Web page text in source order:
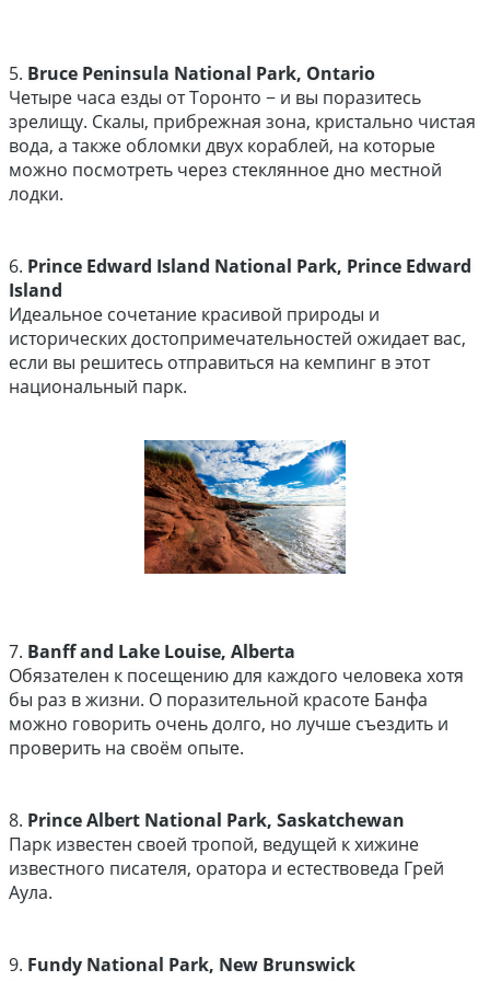
5. Bruce Peninsula National Park, Ontario
Четыре часа езды от Торонто − и вы поразитесь
зрелищу. Скалы, прибрежная зона, кристально чистая
вода, а также обломки двух кораблей, на которые
можно посмотреть через стеклянное дно местной
лодки.
6. Prince Edward Island National Park, Prince Edward
Island
Идеальное сочетание красивой природы и
исторических достопримечательностей ожидает вас,
если вы решитесь отправиться на кемпинг в этот
национальный парк.
7. Banff and Lake Louise, Alberta
Обязателен к посещению для каждого человека хотя
бы раз в жизни. О поразительной красоте Банфа
можно говорить очень долго, но лучше съездить и
проверить на своём опыте.
8. Prince Albert National Park, Saskatchewan
Парк известен своей тропой, ведущей к хижине
известного писателя, оратора и естествоведа Грей
Аула.
9. Fundy National Park, New Brunswick